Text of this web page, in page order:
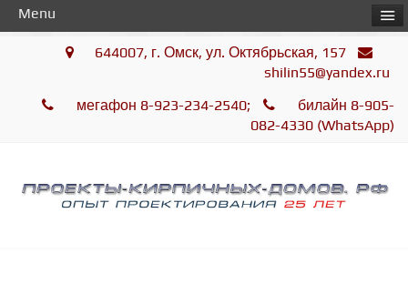
644007, г. Омск, ул. Октябрьская, 157
shilin55@yandex.ru
мегафон 8-923-234-2540;
билайн 8-905-
082-4330 (WhatsApp)
Menu